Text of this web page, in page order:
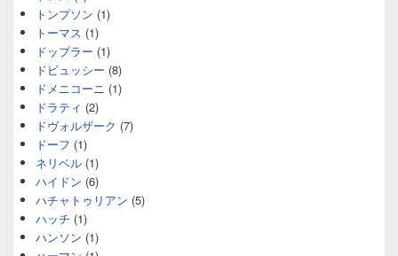
トンプソン (1)
トーマス (1)
ドップラー (1)
ドビュッシー (8)
ドメニコーニ (1)
ドラティ (2)
ドヴォルザーク (7)
ドーフ (1)
ネリベル (1)
ハイドン (6)
ハチャトゥリアン (5)
ハッチ (1)
ハンソン (1)